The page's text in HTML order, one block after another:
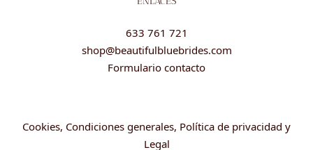
633 761 721
shop@beautifulbluebrides.com
Formulario contacto
Cookies, Condiciones generales, Política de privacidad y
Legal